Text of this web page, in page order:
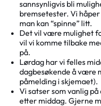
sannsynligvis bli
bremsetester. Vi
man kan “spinne” litt.
Det vil være mulighet
vil vi komme tilbake
på.
Lørdag har vi felles
dagbesøkende å være
påmelding i skjemaet).
Vi satser som vanlig
etter middag. Gjerne